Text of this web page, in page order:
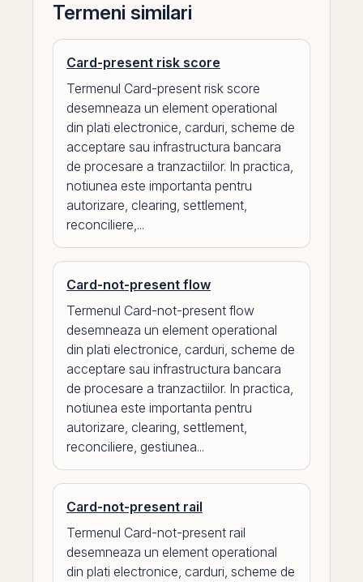
Termeni similari
Card-present risk score
Termenul Card-present risk score
desemneaza un element operational
din plati electronice, carduri, scheme de
acceptare sau infrastructura bancara
de procesare a tranzactiilor. In practica,
notiunea este importanta pentru
autorizare, clearing, settlement,
reconciliere,...
Card-not-present flow
Termenul Card-not-present flow
desemneaza un element operational
din plati electronice, carduri, scheme de
acceptare sau infrastructura bancara
de procesare a tranzactiilor. In practica,
notiunea este importanta pentru
autorizare, clearing, settlement,
reconciliere, gestiunea...
Card-not-present rail
Termenul Card-not-present rail
desemneaza un element operational
din plati electronice, carduri, scheme de